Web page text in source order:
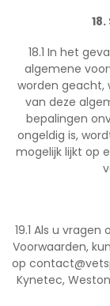
18.1 In het
algemene
worden geacht,
van deze
bepalingen
ongeldig is,
mogelijk lijkt op
19.1 Als u
Voorwaarden,
op
Kynetec,